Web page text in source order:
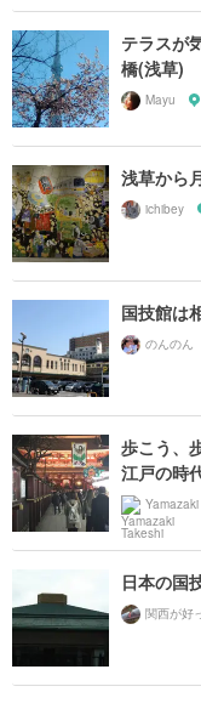
テラスが
橋(浅草)
Mayu
浅草から
ichibey
国技館は
のんのん
歩こう、
江戸の時
日本の国